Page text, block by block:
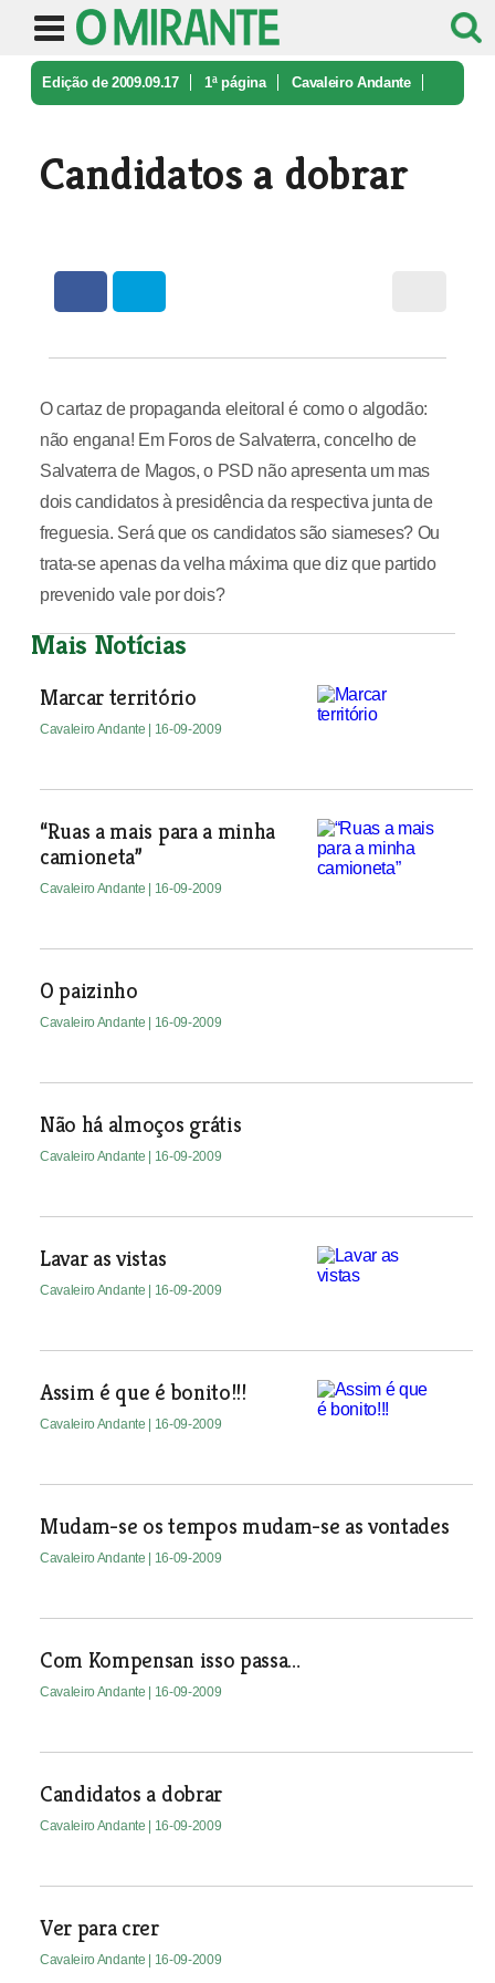
Edição de 2009.09.17 1ª página Cavaleiro Andante
Candidatos a dobrar
O cartaz de propaganda eleitoral é como o algodão:
não engana! Em Foros de Salvaterra, concelho de
Salvaterra de Magos, o PSD não apresenta um mas
dois candidatos à presidência da respectiva junta de
freguesia. Será que os candidatos são siameses? Ou
trata-se apenas da velha máxima que diz que partido
prevenido vale por dois?
Mais Notícias
Marcar território
Cavaleiro Andante | 16-09-2009
“Ruas a mais para a minha
camioneta”
Cavaleiro Andante | 16-09-2009
O paizinho
Cavaleiro Andante | 16-09-2009
Não há almoços grátis
Cavaleiro Andante | 16-09-2009
Lavar as vistas
Cavaleiro Andante | 16-09-2009
Assim é que é bonito!!!
Cavaleiro Andante | 16-09-2009
Mudam-se os tempos mudam-se as vontades
Cavaleiro Andante | 16-09-2009
Com Kompensan isso passa…
Cavaleiro Andante | 16-09-2009
Candidatos a dobrar
Cavaleiro Andante | 16-09-2009
Ver para crer
Cavaleiro Andante | 16-09-2009